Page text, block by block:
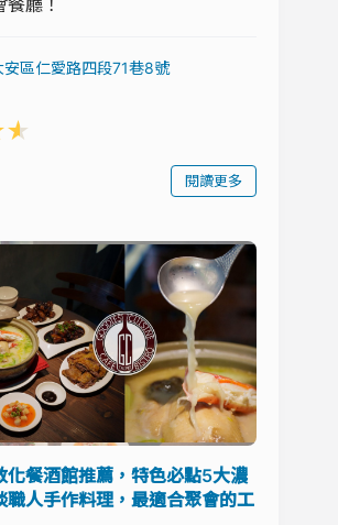
區仁愛路四段71巷8號
★
閱讀更多
化餐酒館推薦，特色必點5大濃
職人手作料理，最適合聚會的工